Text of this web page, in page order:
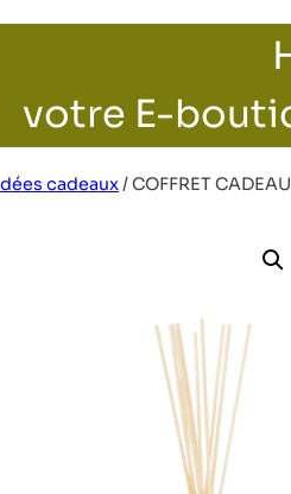
votre E-
cadeaux/COFFRET